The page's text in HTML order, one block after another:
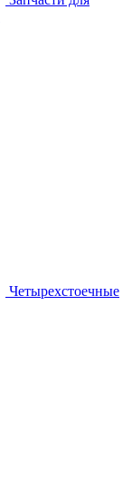
Четырехстоечные